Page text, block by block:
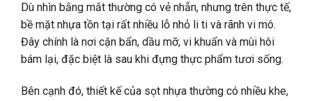
Dù nhìn bằng mắt thường có vẻ nhẵn, nhưng trên thực tế,
bề mặt nhựa tồn tại rất nhiều lỗ nhỏ li ti và rãnh vi mô.
Đây chính là nơi cặn bẩn, dầu mỡ, vi khuẩn và mùi hôi
bám lại, đặc biệt là sau khi đựng thực phẩm tươi sống.
Bên cạnh đó, thiết kế của sọt nhựa thường có nhiều khe,